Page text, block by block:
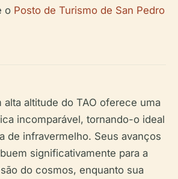
o Posto de Turismo de San Pedro
alta altitude do TAO oferece uma
incomparável, tornando-o ideal
de infravermelho. Seus avanços
significativamente para a
do cosmos, enquanto sua